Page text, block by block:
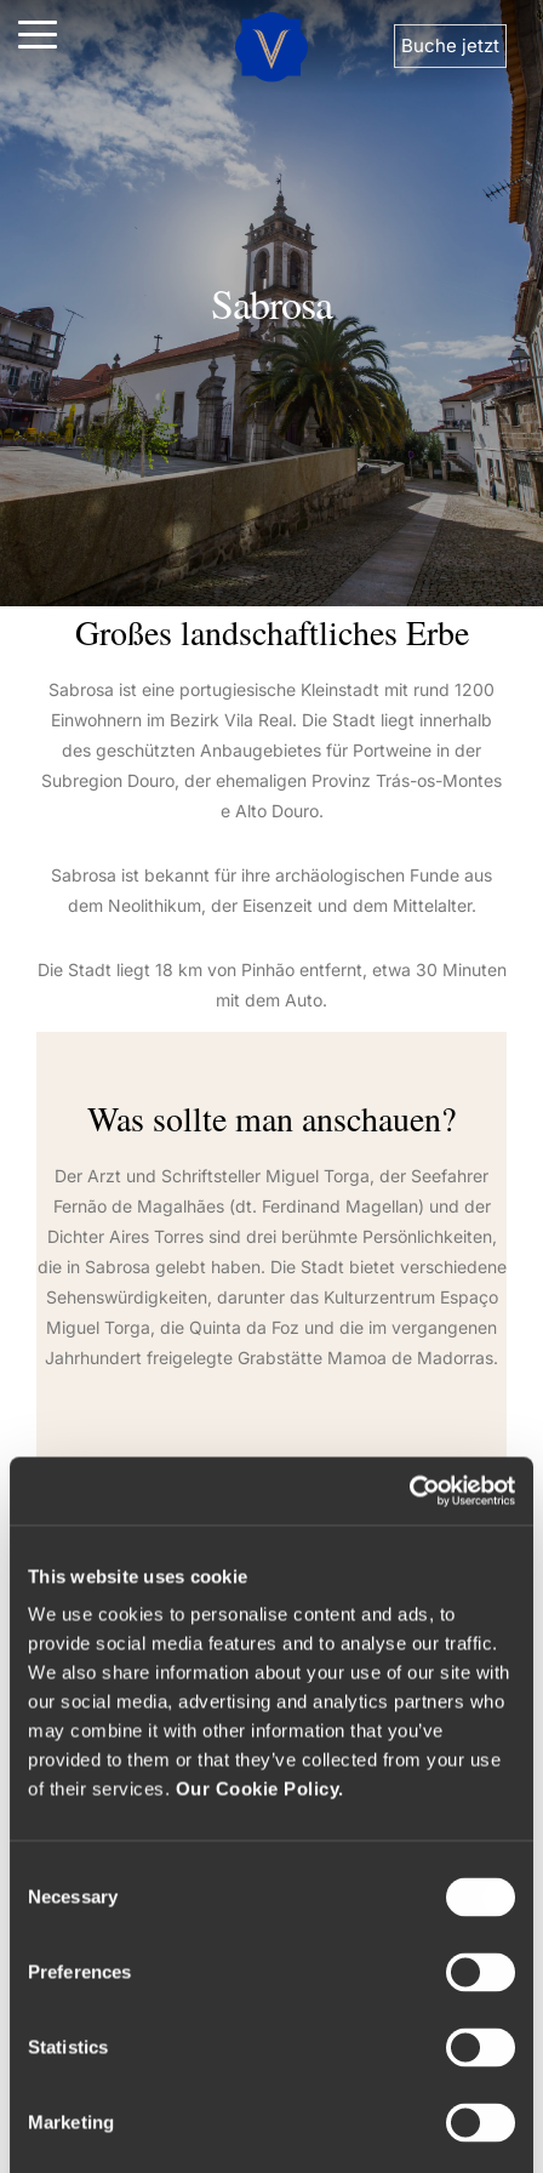
This website uses cookie
We use cookies to personalise content and ads, to
provide social media features and to analyse our traffic.
We also share information about your use of our site with
our social media, advertising and analytics partners who
may combine it with other information that you’ve
provided to them or that they’ve collected from your use
of their services. Our Cookie Policy.
Necessary
Preferences
Statistics
Marketing
Buche jetzt
Sabrosa
Großes landschaftliches Erbe
Sabrosa ist eine portugiesische Kleinstadt mit rund 1200
Einwohnern im Bezirk Vila Real. Die Stadt liegt innerhalb
des geschützten Anbaugebietes für Portweine in der
Subregion Douro, der ehemaligen Provinz Trás-os-Montes
e Alto Douro.
Sabrosa ist bekannt für ihre archäologischen Funde aus
dem Neolithikum, der Eisenzeit und dem Mittelalter.
Die Stadt liegt 18 km von Pinhão entfernt, etwa 30 Minuten
mit dem Auto.
Was sollte man anschauen?
Der Arzt und Schriftsteller Miguel Torga, der Seefahrer
Fernão de Magalhães (dt. Ferdinand Magellan) und der
Dichter Aires Torres sind drei berühmte Persönlichkeiten,
die in Sabrosa gelebt haben. Die Stadt bietet verschiedene
Sehenswürdigkeiten, darunter das Kulturzentrum Espaço
Miguel Torga, die Quinta da Foz und die im vergangenen
Jahrhundert freigelegte Grabstätte Mamoa de Madorras.
Grabstätte aus der Bronzezeit. Der portugiesische
Archäologe Albino dos Santos Pereira hatte sie
bereits 1912 entdeckt, doch erst in den 1980er
Jahren wurde sie bei archäologischen Grabungen
freigelegt.
Allgemeine Informationen:
5060-408 São Lourenço de Ribapinhão, Sabrosa
Quinta da Foz
Espaço Miguel Torga